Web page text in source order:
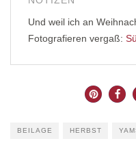
Und weil ich an
Fotografieren vergaß:
BEILAGE HERBST